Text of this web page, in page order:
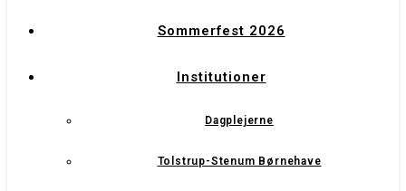
Sommerfest 2026
Institutioner
Dagplejerne
Tolstrup-Stenum Børnehave